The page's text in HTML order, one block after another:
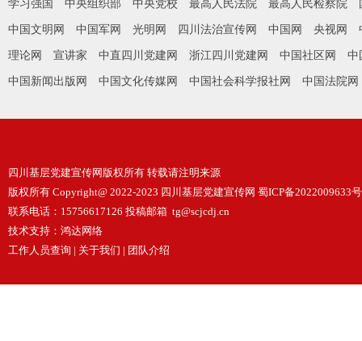
学习强国 中央组织部 中央党校 最高人民法院 最高人民检察院
中国文明网 中国军网 光明网 四川法治宣传网 中国网 央视网
理论网 宣讲家 中直四川党建网 浙江四川党建网 中国社区网 中
中国新闻出版网 中国文化传媒网 中国社会科学报社网 中国法院网
四川基层党建宣传网版权所有 转载请注明来源
版权所有 Copyright@ 2022-2023 四川基层党建宣传网 蜀ICP备2022009633号
联系电话：15756617126 投稿邮箱 tg@scjcdj.cn
技术支持： 鸿达网络
工作人员查询 | 关于我们 | 团队介绍